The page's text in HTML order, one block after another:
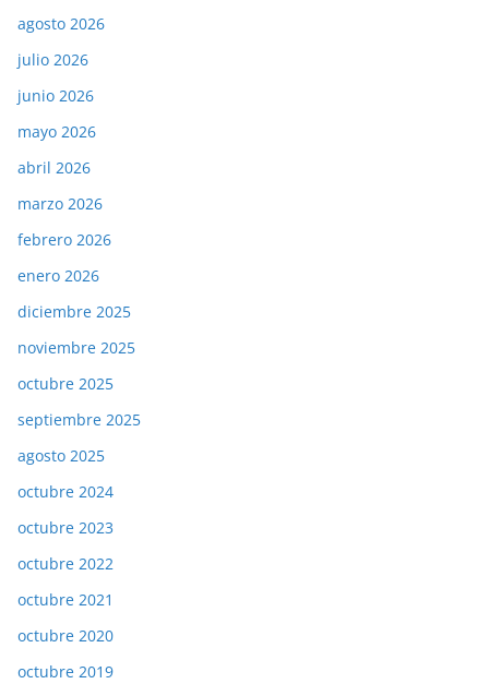
agosto 2026
julio 2026
junio 2026
mayo 2026
abril 2026
marzo 2026
febrero 2026
enero 2026
diciembre 2025
noviembre 2025
octubre 2025
septiembre 2025
agosto 2025
octubre 2024
octubre 2023
octubre 2022
octubre 2021
octubre 2020
octubre 2019